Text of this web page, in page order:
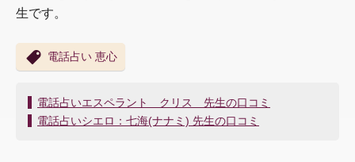
生です。
電話占い 恵心
投
稿
電話占いエスペラント クリス 先生の口コミ
電話占いシエロ：七海(ナナミ) 先生の口コミ